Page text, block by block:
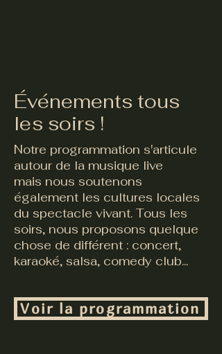
Événements tous
les soirs !
Notre programmation s'articule
autour de la musique live
mais nous soutenons
également les cultures locales
du spectacle vivant. Tous les
soirs, nous proposons quelque
chose de différent : concert,
karaoké, salsa, comedy club...
Voir la programmation